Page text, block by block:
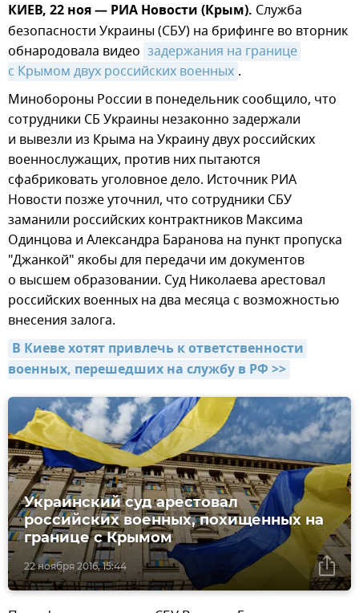
КИЕВ, 22 ноя — РИА Новости (Крым). Служба
безопасности Украины (СБУ) на брифинге во вторник
обнародовала видео задержания на границе
с Крымом двух российских военных .
Минобороны России в понедельник сообщило, что
сотрудники СБ Украины незаконно задержали
и вывезли из Крыма на Украину двух российских
военнослужащих, против них пытаются
сфабриковать уголовное дело. Источник РИА
Новости позже уточнил, что сотрудники СБУ
заманили российских контрактников Максима
Одинцова и Александра Баранова на пункт пропуска
"Джанкой" якобы для передачи им документов
о высшем образовании. Суд Николаева арестовал
российских военных на два месяца с возможностью
внесения залога.
В Киеве хотят привлечь к ответственности
военных, перешедших на службу в РФ >>
22 ноября 2016, 15:44
Украинский суд арестовал
российских военных, похищенных на
границе с Крымом